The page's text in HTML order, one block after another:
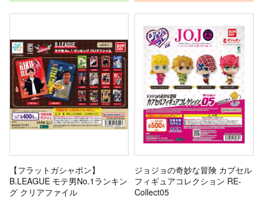
【フラットガシャポン】
B.LEAGUE モテ男No.1ランキン
グ クリアファイル
ジョジョの奇妙な冒険 カプセル
フィギュアコレクション RE-
Collect05